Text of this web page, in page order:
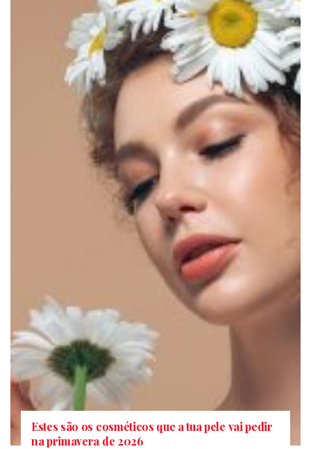
Estes são os cosméticos que a tua pele vai pedir
na primavera de 2026